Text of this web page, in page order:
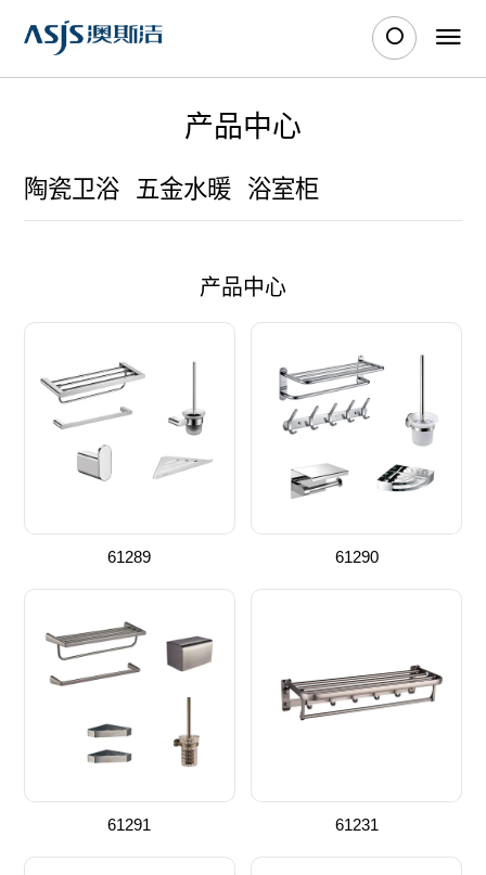
产品中心
陶瓷卫浴 五金水暖 浴室柜
产品中心
61289 61290
61291 61231